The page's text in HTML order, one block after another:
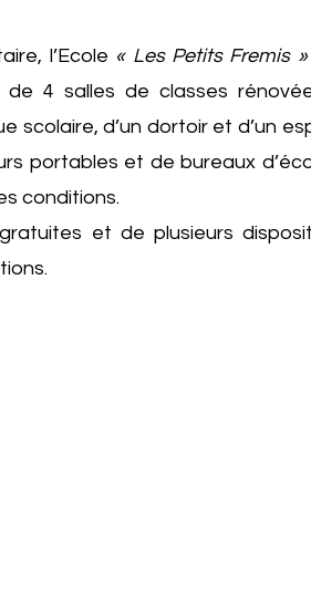
l’Ecole « Les Petits Fremis »
4 salles de classes
scolaire, d’un dortoir et d’un
portables et de bureaux
conditions.
et de plusieurs